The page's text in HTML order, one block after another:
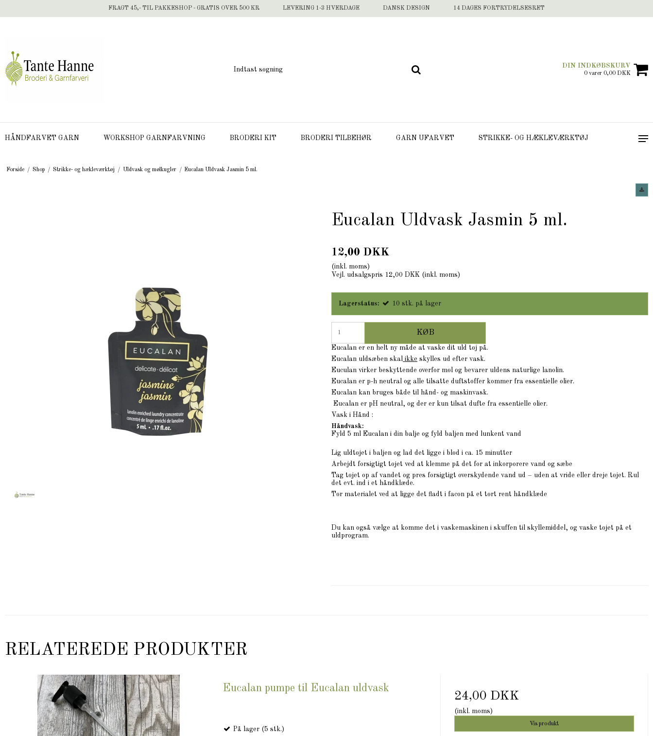
FRAGT 45,- TIL PAKKESHOP - GRATIS OVER 500 KR LEVERING 1-3 HVERDAGE DANSK DESIGN 14 DAGES FORTRYDELSESRET
DIN INDKØBSKURV
0 varer 0,00 DKK
HÅNDFARVET GARN WORKSHOP GARNFARVNING BRODERI KIT BRODERI TILBEHØR GARN UFARVET STRIKKE- OG HÆKLEVÆRKTØJ
Forside / Shop / Strikke- og hækleværktøj / Uldvask og mølkugler / Eucalan Uldvask Jasmin 5 ml.
Eucalan Uldvask Jasmin 5 ml.
12,00 DKK
(inkl. moms)
Vejl. udsalgspris 12,00 DKK (inkl. moms)
Lagerstatus: 10 stk. på lager
KØB
Eucalan er en helt ny måde at vaske dit uld tøj på.
Eucalan uldsæben skal ikke skylles ud efter vask.
Euculan virker beskyttende overfor møl og bevarer uldens naturlige lanolin.
Eucalan er p-h neutral og alle tilsatte duftstoffer kommer fra essentielle olier.
Eucalan kan bruges både til hånd- og maskinvask.
Eucalan er pH neutral, og der er kun tilsat dufte fra essentielle olier.
Vask i Hånd :
Håndvask:
Fyld 5 ml Eucalan i din balje og fyld baljen med lunkent vand
Lig uldtøjet i baljen og lad det ligge i blød i ca. 15 minutter
Arbejdt forsigtigt tøjet ved at klemme på det for at inkorporere vand og sæbe
Tag tøjet op af vandet og pres forsigtigt overskydende vand ud – uden at vride eller dreje tøjet. Rul
det evt. ind i et håndklæde.
Tør materialet ved at ligge det fladt i facon på et tørt rent håndklæde
Du kan også vælge at komme det i vaskemaskinen i skuffen til skyllemiddel, og vaske tøjet på et
uldprogram.
RELATEREDE PRODUKTER
Eucalan pumpe til Eucalan uldvask
På lager (5 stk.)
24,00 DKK
(inkl. moms)
Vis produkt